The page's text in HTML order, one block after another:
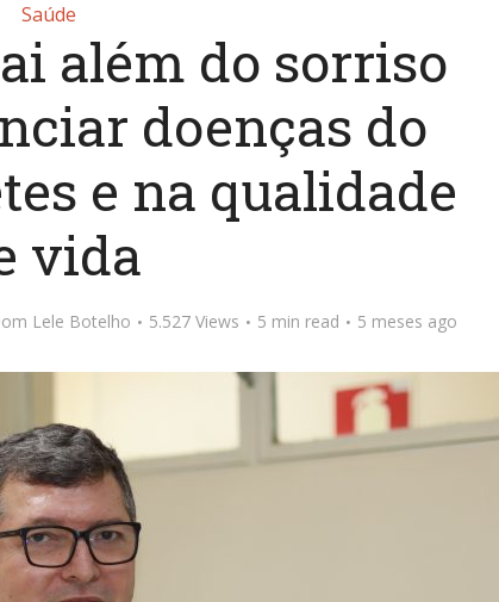
Saúde
além do sorriso
doenças do
e na qualidade
vida
Lele Botelho 5.527 Views 5 min read 5 meses ago